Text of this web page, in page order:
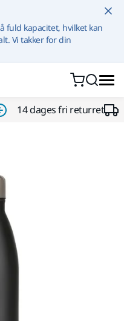
fuld kapacitet, hvilket kan
Vi takker for din
14 dages fri returret